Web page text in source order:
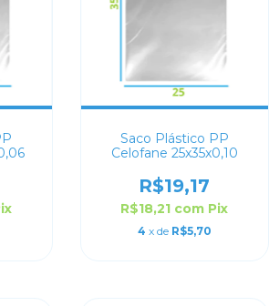
Saco Plástico PP
Celofane 25x35x0,10
R$19,17
R$18,21 com Pix
4 x de R$5,70